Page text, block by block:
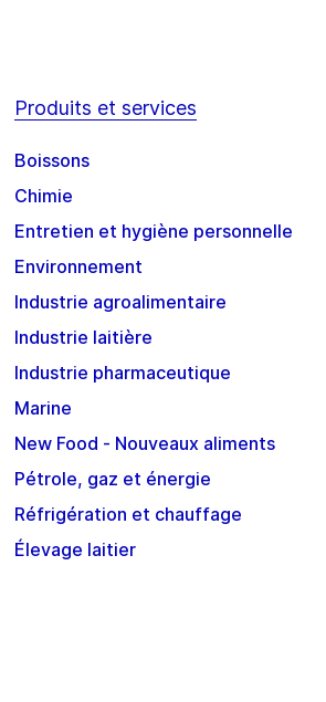
Produits et services
Boissons
Chimie
Entretien et hygiène personnelle
Environnement
Industrie agroalimentaire
Industrie laitière
Industrie pharmaceutique
Marine
New Food - Nouveaux aliments
Pétrole, gaz et énergie
Réfrigération et chauffage
Élevage laitier